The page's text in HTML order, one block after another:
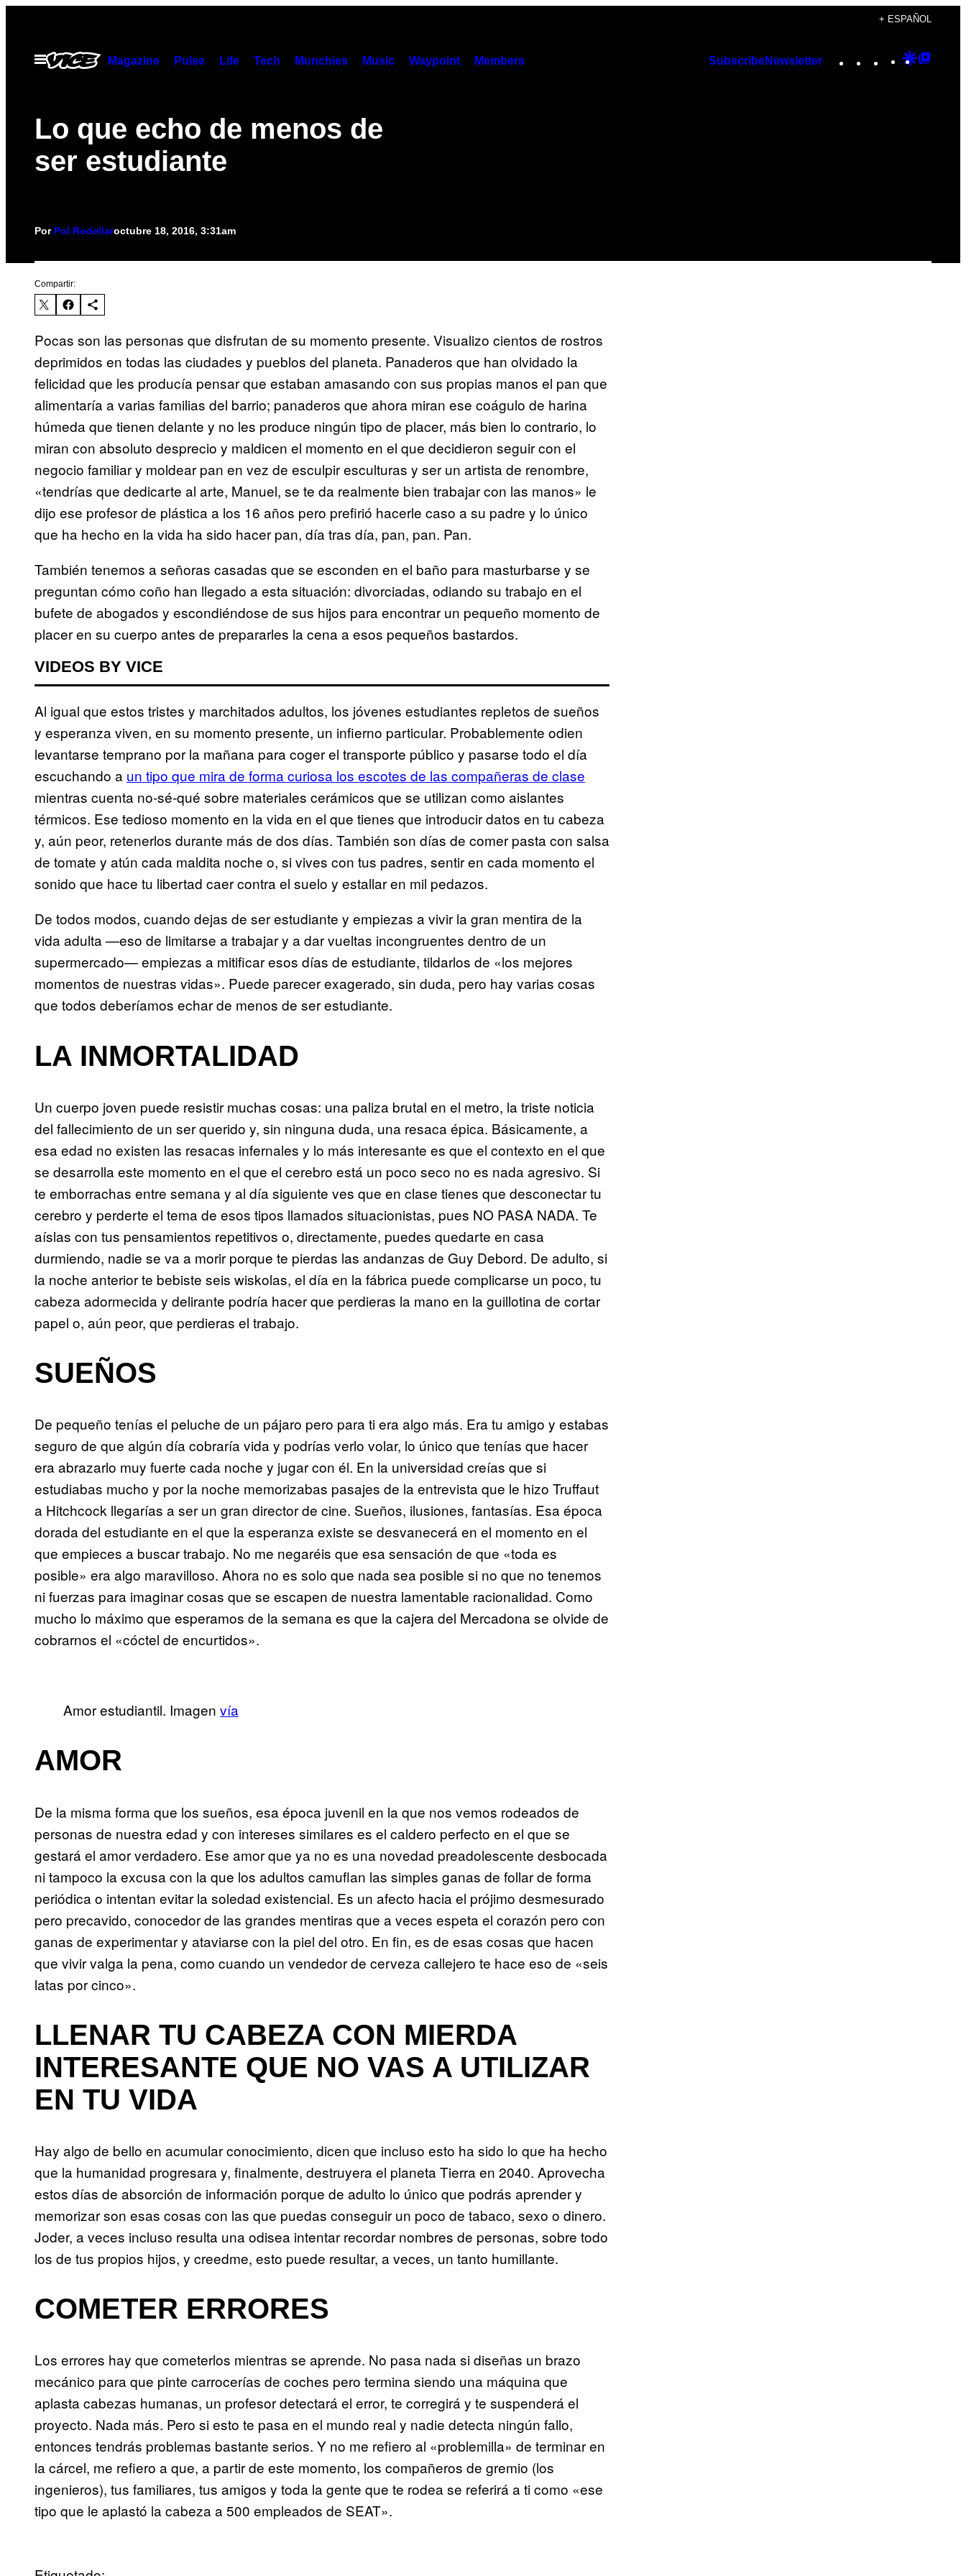
contenido
+ ESPAÑOL
Abrir
Menú
Magazine Pulse Life Tech Munchies Music Waypoint Members SubscribeNewsletter Instagram
TikTok
YouTube
Google
Lo que echo de menos de
ser estudiante
Por Pol Rodellaroctubre 18, 2016, 3:31am
Compartir:
Pocas son las personas que disfrutan de su momento presente. Visualizo cientos de rostros
deprimidos en todas las ciudades y pueblos del planeta. Panaderos que han olvidado la
felicidad que les producía pensar que estaban amasando con sus propias manos el pan que
alimentaría a varias familias del barrio; panaderos que ahora miran ese coágulo de harina
húmeda que tienen delante y no les produce ningún tipo de placer, más bien lo contrario, lo
miran con absoluto desprecio y maldicen el momento en el que decidieron seguir con el
negocio familiar y moldear pan en vez de esculpir esculturas y ser un artista de renombre,
«tendrías que dedicarte al arte, Manuel, se te da realmente bien trabajar con las manos» le
dijo ese profesor de plástica a los 16 años pero prefirió hacerle caso a su padre y lo único
que ha hecho en la vida ha sido hacer pan, día tras día, pan, pan. Pan.
También tenemos a señoras casadas que se esconden en el baño para masturbarse y se
preguntan cómo coño han llegado a esta situación: divorciadas, odiando su trabajo en el
bufete de abogados y escondiéndose de sus hijos para encontrar un pequeño momento de
placer en su cuerpo antes de prepararles la cena a esos pequeños bastardos.
VIDEOS BY VICE
Al igual que estos tristes y marchitados adultos, los jóvenes estudiantes repletos de sueños
y esperanza viven, en su momento presente, un infierno particular. Probablemente odien
levantarse temprano por la mañana para coger el transporte público y pasarse todo el día
escuchando a un tipo que mira de forma curiosa los escotes de las compañeras de clase
mientras cuenta no-sé-qué sobre materiales cerámicos que se utilizan como aislantes
térmicos. Ese tedioso momento en la vida en el que tienes que introducir datos en tu cabeza
y, aún peor, retenerlos durante más de dos días. También son días de comer pasta con salsa
de tomate y atún cada maldita noche o, si vives con tus padres, sentir en cada momento el
sonido que hace tu libertad caer contra el suelo y estallar en mil pedazos.
De todos modos, cuando dejas de ser estudiante y empiezas a vivir la gran mentira de la
vida adulta —eso de limitarse a trabajar y a dar vueltas incongruentes dentro de un
supermercado— empiezas a mitificar esos días de estudiante, tildarlos de «los mejores
momentos de nuestras vidas». Puede parecer exagerado, sin duda, pero hay varias cosas
que todos deberíamos echar de menos de ser estudiante.
LA INMORTALIDAD
Un cuerpo joven puede resistir muchas cosas: una paliza brutal en el metro, la triste noticia
del fallecimiento de un ser querido y, sin ninguna duda, una resaca épica. Básicamente, a
esa edad no existen las resacas infernales y lo más interesante es que el contexto en el que
se desarrolla este momento en el que el cerebro está un poco seco no es nada agresivo. Si
te emborrachas entre semana y al día siguiente ves que en clase tienes que desconectar tu
cerebro y perderte el tema de esos tipos llamados situacionistas, pues NO PASA NADA. Te
aíslas con tus pensamientos repetitivos o, directamente, puedes quedarte en casa
durmiendo, nadie se va a morir porque te pierdas las andanzas de Guy Debord. De adulto, si
la noche anterior te bebiste seis wiskolas, el día en la fábrica puede complicarse un poco, tu
cabeza adormecida y delirante podría hacer que perdieras la mano en la guillotina de cortar
papel o, aún peor, que perdieras el trabajo.
SUEÑOS
De pequeño tenías el peluche de un pájaro pero para ti era algo más. Era tu amigo y estabas
seguro de que algún día cobraría vida y podrías verlo volar, lo único que tenías que hacer
era abrazarlo muy fuerte cada noche y jugar con él. En la universidad creías que si
estudiabas mucho y por la noche memorizabas pasajes de la entrevista que le hizo Truffaut
a Hitchcock llegarías a ser un gran director de cine. Sueños, ilusiones, fantasías. Esa época
dorada del estudiante en el que la esperanza existe se desvanecerá en el momento en el
que empieces a buscar trabajo. No me negaréis que esa sensación de que «toda es
posible» era algo maravilloso. Ahora no es solo que nada sea posible si no que no tenemos
ni fuerzas para imaginar cosas que se escapen de nuestra lamentable racionalidad. Como
mucho lo máximo que esperamos de la semana es que la cajera del Mercadona se olvide de
cobrarnos el «cóctel de encurtidos».
Amor estudiantil. Imagen vía
AMOR
De la misma forma que los sueños, esa época juvenil en la que nos vemos rodeados de
personas de nuestra edad y con intereses similares es el caldero perfecto en el que se
gestará el amor verdadero. Ese amor que ya no es una novedad preadolescente desbocada
ni tampoco la excusa con la que los adultos camuflan las simples ganas de follar de forma
periódica o intentan evitar la soledad existencial. Es un afecto hacia el prójimo desmesurado
pero precavido, conocedor de las grandes mentiras que a veces espeta el corazón pero con
ganas de experimentar y ataviarse con la piel del otro. En fin, es de esas cosas que hacen
que vivir valga la pena, como cuando un vendedor de cerveza callejero te hace eso de «seis
latas por cinco».
LLENAR TU CABEZA CON MIERDA
INTERESANTE QUE NO VAS A UTILIZAR
EN TU VIDA
Hay algo de bello en acumular conocimiento, dicen que incluso esto ha sido lo que ha hecho
que la humanidad progresara y, finalmente, destruyera el planeta Tierra en 2040. Aprovecha
estos días de absorción de información porque de adulto lo único que podrás aprender y
memorizar son esas cosas con las que puedas conseguir un poco de tabaco, sexo o dinero.
Joder, a veces incluso resulta una odisea intentar recordar nombres de personas, sobre todo
los de tus propios hijos, y creedme, esto puede resultar, a veces, un tanto humillante.
COMETER ERRORES
Los errores hay que cometerlos mientras se aprende. No pasa nada si diseñas un brazo
mecánico para que pinte carrocerías de coches pero termina siendo una máquina que
aplasta cabezas humanas, un profesor detectará el error, te corregirá y te suspenderá el
proyecto. Nada más. Pero si esto te pasa en el mundo real y nadie detecta ningún fallo,
entonces tendrás problemas bastante serios. Y no me refiero al «problemilla» de terminar en
la cárcel, me refiero a que, a partir de este momento, los compañeros de gremio (los
ingenieros), tus familiares, tus amigos y toda la gente que te rodea se referirá a ti como «ese
tipo que le aplastó la cabeza a 500 empleados de SEAT».